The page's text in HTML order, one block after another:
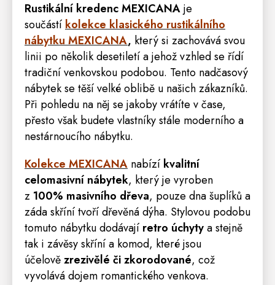
Rustikální kredenc MEXICANAje
součástí kolekce klasického rustikálního
nábytku MEXICANA, který si zachovává svou
linii po několik desetiletí a jehož vzhled se řídí
tradiční venkovskou podobou. Tento nadčasový
nábytek se těší velké oblibě u našich zákazníků.
Při pohledu na něj se jakoby vrátíte v čase,
přesto však budete vlastníky stále moderního a
nestárnoucího nábytku.
Kolekce MEXICANA nabízí kvalitní
celomasivní nábytek, který je vyroben
z 100% masivního dřeva, pouze dna šuplíků a
záda skříní tvoří dřevěná dýha. Stylovou podobu
tomuto nábytku dodávají retro úchytya stejně
tak i závěsy skříní a komod, které jsou
účelovězrezivělé či zkorodované, což
vyvolává dojem romantického venkova.